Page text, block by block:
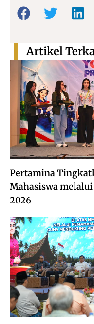
Bagikan:
Pertamina
Mahasiswa
2026
Artikel